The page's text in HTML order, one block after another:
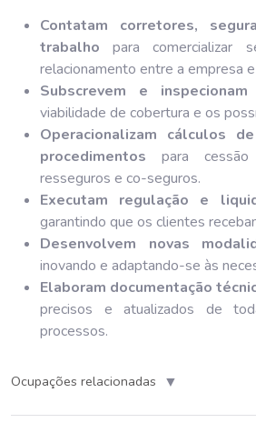
Contatam corretores,
trabalho para comercializar
relacionamento entre a empresa
Subscrevem e inspecionam
viabilidade de cobertura e os
Operacionalizam cálculos
procedimentos para
resseguros e co-seguros.
Executam regulação e
garantindo que os clientes
Desenvolvem novas
inovando e adaptando-se às
Elaboram documentação
precisos e atualizados de
processos.
Ocupações relacionadas ▼